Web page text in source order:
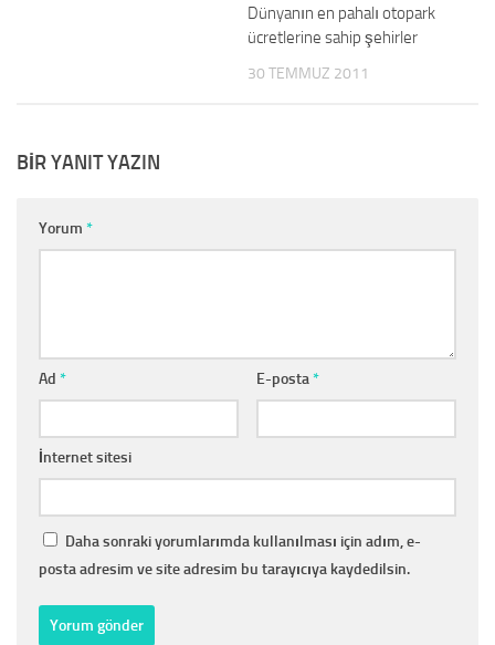
Dünyanın en pahalı otopark
ücretlerine sahip şehirler
30 TEMMUZ 2011
BIR YANIT YAZIN
Yorum *
Ad * E-posta*
İnternet sitesi
Daha sonraki yorumlarımda kullanılması için adım, e-
posta adresim ve site adresim bu tarayıcıya kaydedilsin.